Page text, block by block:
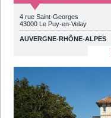
4 rue Saint-Georges
43000 Le Puy-en-Velay
AUVERGNE-RHÔNE-ALPES